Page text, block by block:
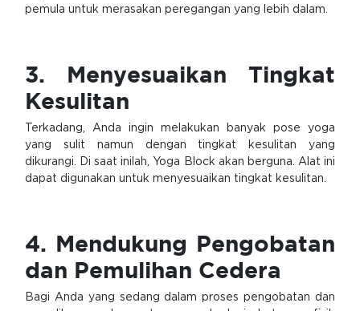
pemula untuk merasakan peregangan yang lebih dalam.
3. Menyesuaikan Tingkat
Kesulitan
Terkadang, Anda ingin melakukan banyak pose yoga
yang sulit namun dengan tingkat kesulitan yang
dikurangi. Di saat inilah, Yoga Block akan berguna. Alat ini
dapat digunakan untuk menyesuaikan tingkat kesulitan.
4. Mendukung Pengobatan
dan Pemulihan Cedera
Bagi Anda yang sedang dalam proses pengobatan dan